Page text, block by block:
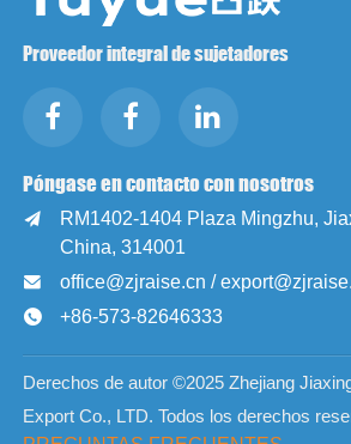
Proveedor integral de sujetadores
Póngase en contacto con nosotros

RM1402-1404 Plaza Mingzhu,
China, 314001
 office@zjraise.cn /
 +86-573-82646333
Derechos de autor ©2025 Zhejiang
Export Co., LTD. Todos los derechos